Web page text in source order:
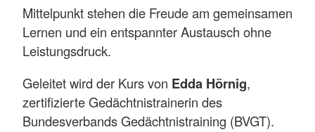
Mittelpunkt stehen die Freude am gemeinsamen
Lernen und ein entspannter Austausch ohne
Leistungsdruck.
Geleitet wird der Kurs von Edda Hörnig,
zertifizierte Gedächtnistrainerin des
Bundesverbands Gedächtnistraining (BVGT).